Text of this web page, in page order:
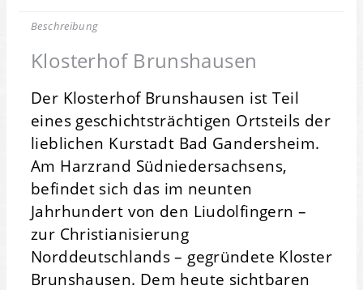
Beschreibung
Klosterhof Brunshausen
Der Klosterhof Brunshausen ist Teil
eines geschichtsträchtigen Ortsteils der
lieblichen Kurstadt Bad Gandersheim.
Am Harzrand Südniedersachsens,
befindet sich das im neunten
Jahrhundert von den Liudolfingern –
zur Christianisierung
Norddeutschlands – gegründete Kloster
Brunshausen. Dem heute sichtbaren